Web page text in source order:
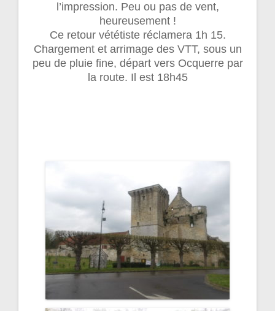
l’impression. Peu ou pas de vent,
heureusement !
Ce retour vététiste réclamera 1h 15.
Chargement et arrimage des VTT, sous un
peu de pluie fine, départ vers Ocquerre par
la route. Il est 18h45